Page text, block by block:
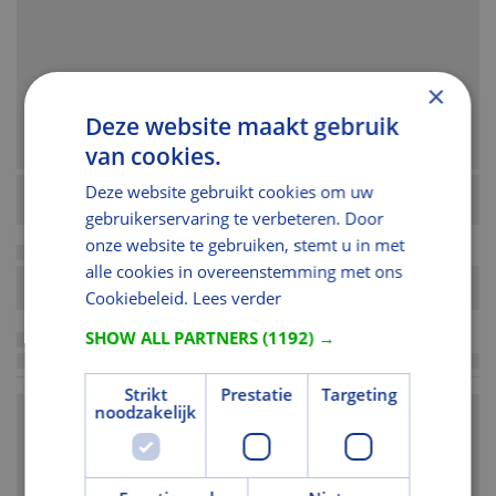
×
Deze website maakt gebruik
van cookies.
Deze website gebruikt cookies om uw
gebruikerservaring te verbeteren. Door
onze website te gebruiken, stemt u in met
alle cookies in overeenstemming met ons
Cookiebeleid. Lees verder
SHOW ALL PARTNERS(1192) →
Strikt
noodzakelijk
Prestatie Targeting